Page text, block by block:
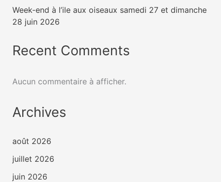
Week-end à l’ile aux oiseaux samedi 27 et dimanche
28 juin 2026
Recent Comments
Aucun commentaire à afficher.
Archives
août 2026
juillet 2026
juin 2026